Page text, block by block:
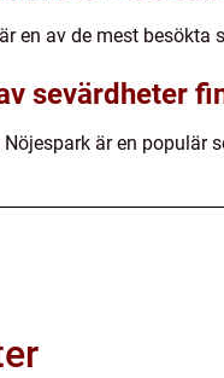
en av de mest besökta
sevärdheter
Nöjespark är en